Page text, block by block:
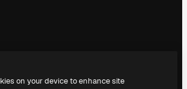
on your device to enhance site